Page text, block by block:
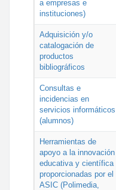
a empresas e
instituciones)
Adquisición y/o
catalogación de
productos
bibliográficos
Consultas e
incidencias en
servicios informáticos
(alumnos)
Herramientas de
apoyo a la innovación
educativa y científica
proporcionadas por el
ASIC (Polimedia,